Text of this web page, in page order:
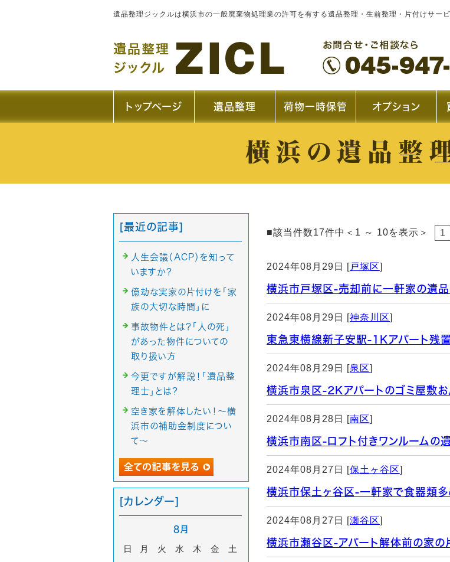
遺品整理ジックルは横浜市の一般廃棄物処理業の許可を有する遺品整理・生前整理・片付けサービ
トップページ 遺品整理 荷物一時保管 オプション
横浜の遺品整
■該当件数17件中＜1 ～ 10を表示＞ 1
2024年08月29日 [戸塚区]
横浜市戸塚区-売却前に一軒家の遺
2024年08月29日 [神奈川区]
東急東横線新子安駅-1Kアパート残
2024年08月29日 [泉区]
横浜市泉区-2Kアパートのゴミ屋敷
2024年08月28日 [南区]
横浜市南区-ロフト付きワンルームの
2024年08月27日 [保土ヶ谷区]
横浜市保土ヶ谷区-一軒家で食器類
2024年08月27日 [瀬谷区]
横浜市瀬谷区-アパート解体前の家の
[最近の記事]
人生会議（ACP）を知って
いますか？
億劫な実家の片付けを「家
族の大切な時間」に
事故物件とは？「人の死」
があった物件についての
取り扱い方
今更ですが解説！「遺品整
理士」とは？
空き家を解体したい！～横
浜市の補助金制度につい
て～
[カレンダー]
8月
日 月 火 水 木 金
土